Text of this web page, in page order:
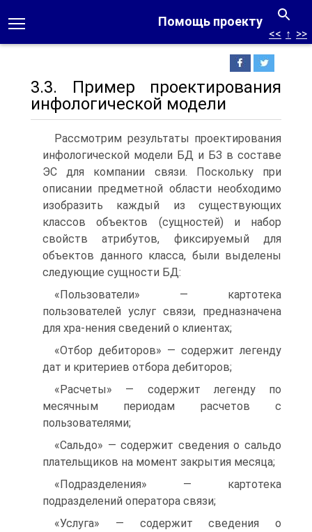
Помощь проекту
<< ↑ >>
3.3. Пример проектирования
инфологической модели
Рассмотрим результаты проектирования
инфологической модели БД и БЗ в составе
ЭС для компании связи. Поскольку при
описании предметной области необходимо
изобразить каждый из существующих
классов объектов (сущностей) и набор
свойств атрибутов, фиксируемый для
объектов данного класса, были выделены
следующие сущности БД:
«Пользователи» — картотека
пользователей услуг связи, предназначена
для хра-нения сведений о клиентах;
«Отбор дебиторов» — содержит легенду
дат и критериев отбора дебиторов;
«Расчеты» — содержит легенду по
месячным периодам расчетов с
пользователями;
«Сальдо» — содержит сведения о сальдо
плательщиков на момент закрытия месяца;
«Подразделения» — картотека
подразделений оператора связи;
«Услуга» — содержит сведения о